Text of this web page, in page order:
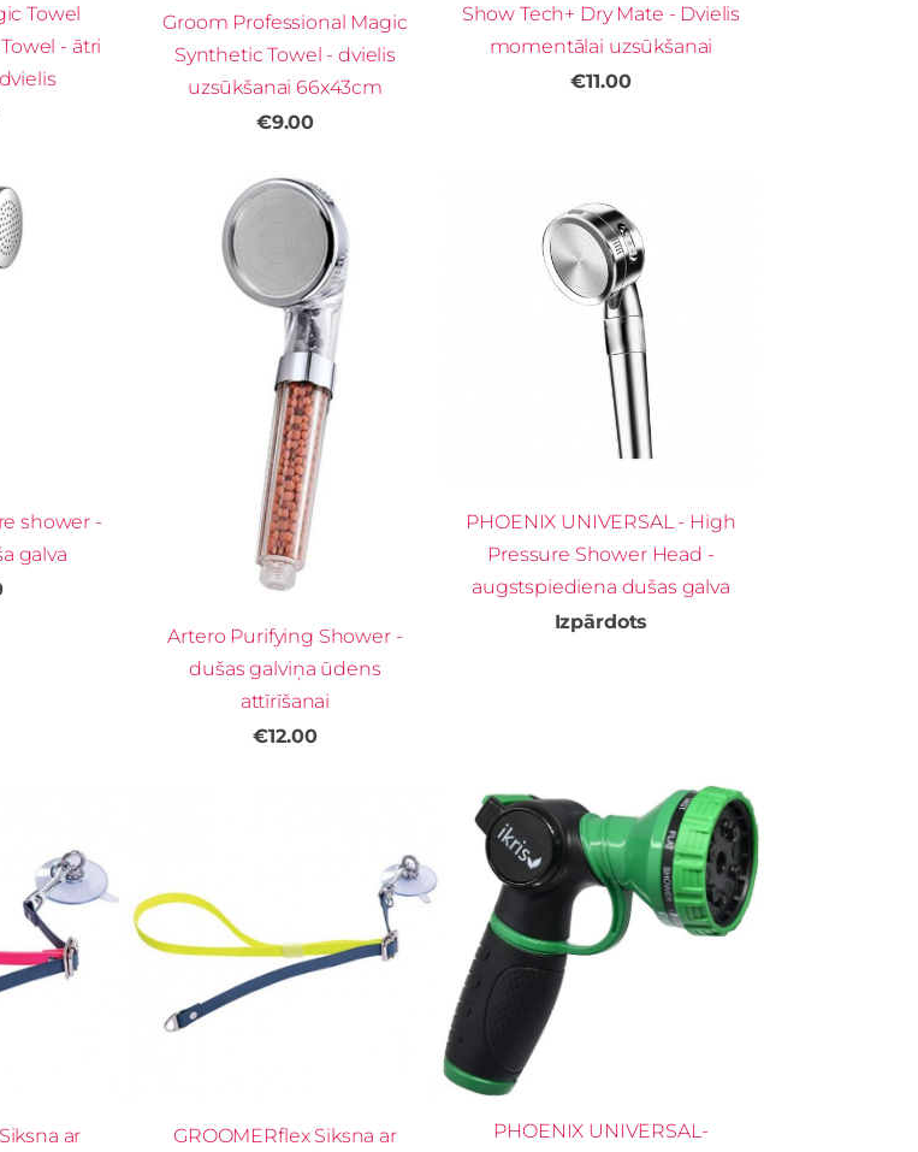
Towel
- ātri
Groom Professional Magic
Synthetic Towel - dvielis
uzsūkšanai 66x43cm
€9.00
Show Tech+ Dry Mate - Dvielis
momentālai uzsūkšanai
€11.00
shower -
galva
Artero Purifying Shower -
dušas galviņa ūdens
attīrīšanai
€12.00
PHOENIX UNIVERSAL - High
Pressure Shower Head -
augstspiediena dušas galva
Izpārdots
ar GROOMERflex Siksna ar PHOENIX UNIVERSAL-